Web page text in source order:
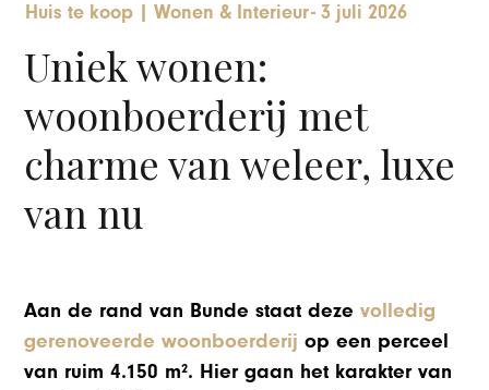
Huis te koop Wonen & Interieur-3 juli 2026
Uniek wonen:
woonboerderij met
charme van weleer, luxe
van nu
Aan de rand van Bunde staat dezevolledig
gerenoveerde woonboerderij op een perceel
van ruim 4.150 m². Hier gaan het karakter van